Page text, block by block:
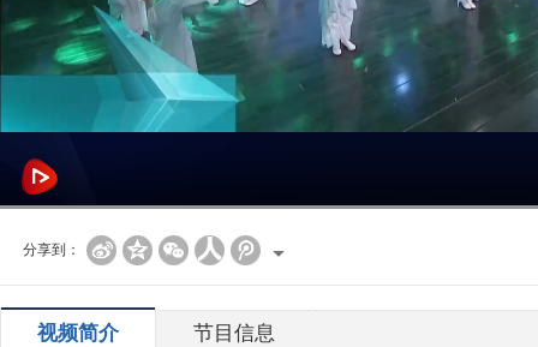
分享到：
视频简介 节目信息